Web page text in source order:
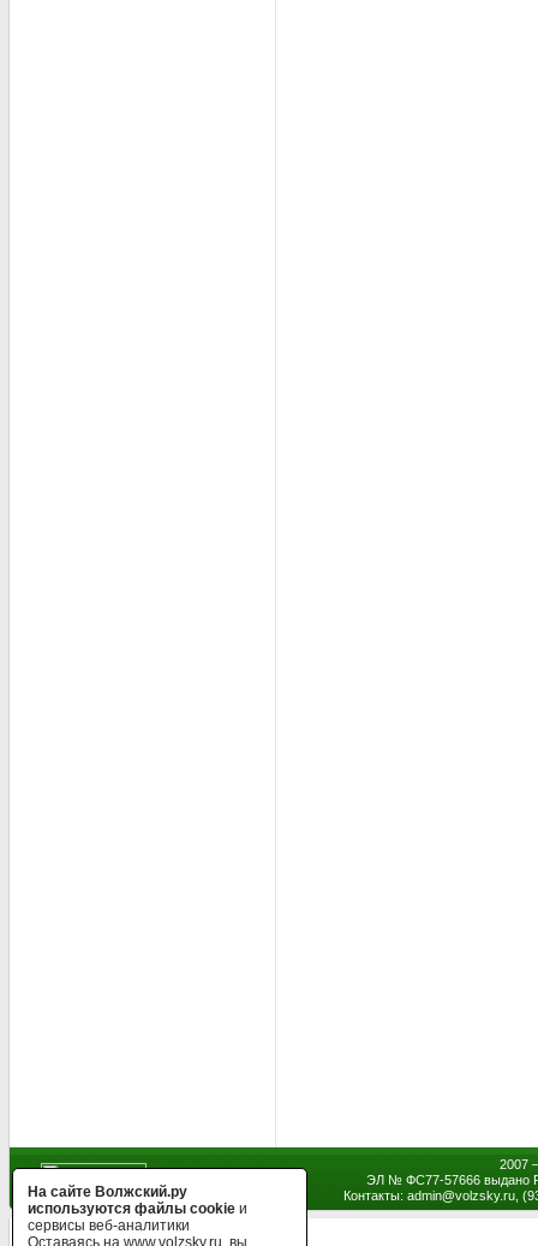
2007
ЭЛ № ФС77-57666 выдано
Контакты: admin@volzsky.ru,
На сайте Волжский.ру
используются файлы cookie и
сервисы веб-аналитики
Оставаясь на www.volzsky.ru, вы